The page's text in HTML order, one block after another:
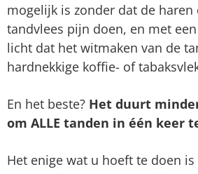
mogelijk is zonder dat de
tandvlees pijn doen, en met
licht dat het witmaken van de
hardnekkige koffie- of
En het beste? Het duurt
om ALLE tanden in één keer
Het enige wat u hoeft te doen is